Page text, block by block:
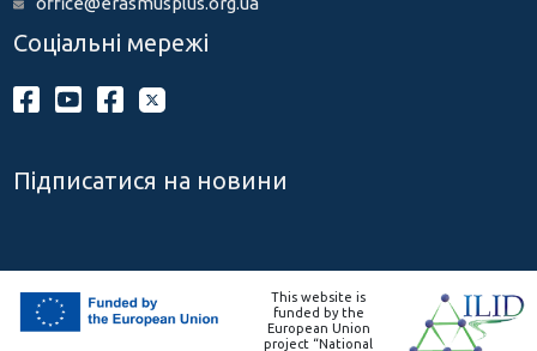
Соціальні мережі
Підписатися на новини
This website is
funded by the
European Union
project “National